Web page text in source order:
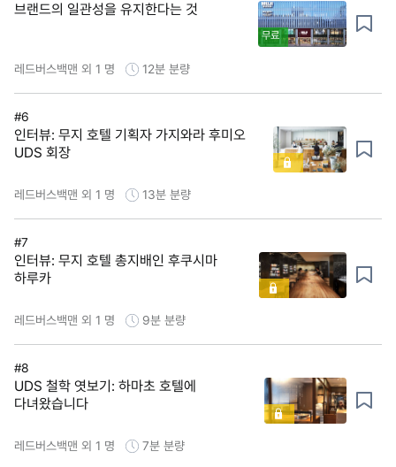
브랜드의 일관성을 유지한다는 것
무료
레드버스백맨 외 1 명 12분 분량
#6
인터뷰: 무지 호텔 기획자 가지와라 후미오
UDS 회장
레드버스백맨 외 1 명 13분 분량
#7
인터뷰: 무지 호텔 총지배인 후쿠시마
하루카
레드버스백맨 외 1 명 9분 분량
#8
UDS 철학 엿보기: 하마초 호텔에
다녀왔습니다
레드버스백맨 외 1 명 7분 분량